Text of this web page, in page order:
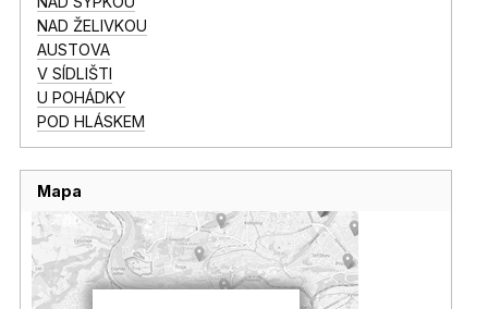
NAD ŽELIVKOU
AUSTOVA
V SÍDLIŠTI
U POHÁDKY
POD HLÁSKEM
Mapa